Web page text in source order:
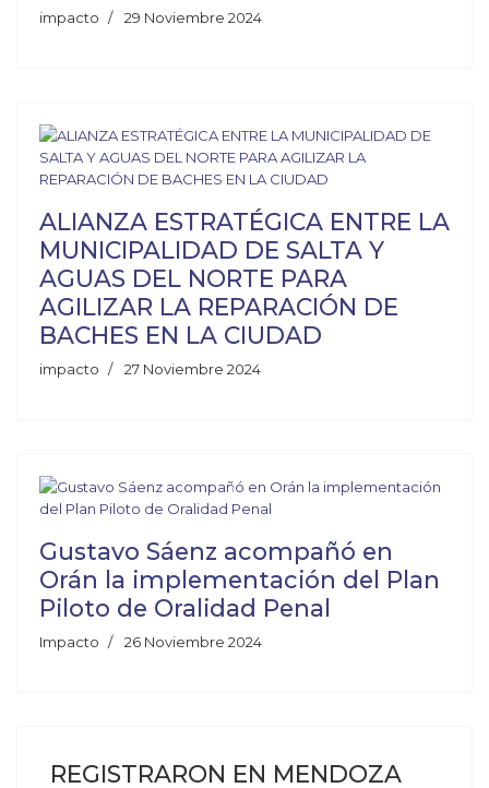
impacto 29 Noviembre 2024
ALIANZA ESTRATÉGICA ENTRE LA
MUNICIPALIDAD DE SALTA Y
AGUAS DEL NORTE PARA
AGILIZAR LA REPARACIÓN DE
BACHES EN LA CIUDAD
impacto 27 Noviembre 2024
Gustavo Sáenz acompañó en
Orán la implementación del Plan
Piloto de Oralidad Penal
Impacto 26 Noviembre 2024
REGISTRARON EN MENDOZA